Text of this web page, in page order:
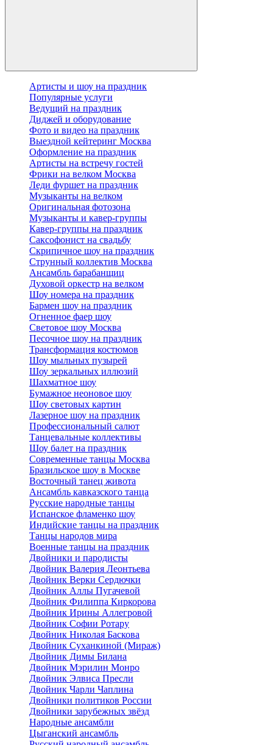
Артисты и шоу на праздник
Популярные услуги
Ведущий на праздник
Диджей и оборудование
Фото и видео на праздник
Выездной кейтеринг Москва
Оформление на праздник
Артисты на встречу гостей
Фрики на велком Москва
Леди фуршет на праздник
Музыканты на велком
Оригинальная фотозона
Музыканты и кавер-группы
Кавер-группы на праздник
Саксофонист на свадьбу
Скрипичное шоу на праздник
Струнный коллектив Москва
Ансамбль барабанщиц
Духовой оркестр на велком
Шоу номера на праздник
Бармен шоу на праздник
Огненное фаер шоу
Световое шоу Москва
Песочное шоу на праздник
Трансформация костюмов
Шоу мыльных пузырей
Шоу зеркальных иллюзий
Шахматное шоу
Бумажное неоновое шоу
Шоу световых картин
Лазерное шоу на праздник
Профессиональный салют
Танцевальные коллективы
Шоу балет на праздник
Современные танцы Москва
Бразильское шоу в Москве
Восточный танец живота
Ансамбль кавказского танца
Русские народные танцы
Испанское фламенко шоу
Индийские танцы на праздник
Танцы народов мира
Военные танцы на праздник
Двойники и пародисты
Двойник Валерия Леонтьева
Двойник Верки Сердючки
Двойник Аллы Пугачевой
Двойник Филиппа Киркорова
Двойник Ирины Аллегровой
Двойник Софии Ротару
Двойник Николая Баскова
Двойник Суханкиной (Мираж)
Двойник Димы Билана
Двойник Мэрилин Монро
Двойник Элвиса Пресли
Двойник Чарли Чаплина
Двойники политиков России
Двойники зарубежных звёзд
Народные ансамбли
Цыганский ансамбль